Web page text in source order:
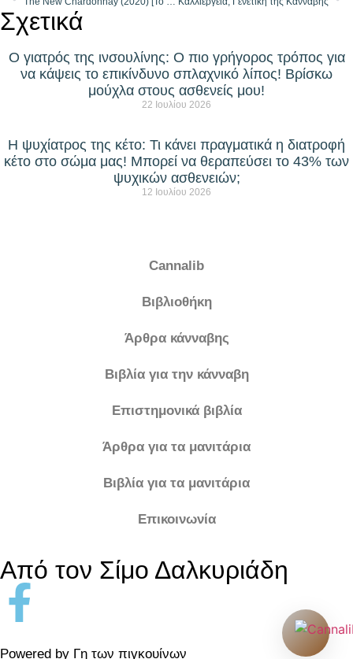
Σχετικά
Ο γιατρός της ινσουλίνης: Ο πιο γρήγορος τρόπος για
να κάψεις το επικίνδυνο σπλαχνικό λίπος! Βρίσκω
μούχλα στους ασθενείς μου!
22 Ιουλίου 2026
Η ψυχίατρος της κέτο: Τι κάνει πραγματικά η διατροφή
κέτο στο σώμα μας! Μπορεί να θεραπεύσει το 43% των
ψυχικών ασθενειών;
12 Ιουλίου 2026
Cannalib
Βιβλιοθήκη
Άρθρα κάνναβης
Βιβλία για την κάνναβη
Επιστημονικά βιβλία
Άρθρα για τα μανιτάρια
Βιβλία για τα μανιτάρια
Επικοινωνία
Από τον Σίμο Δαλκυριάδη
Powered by Γη των πιγκουίνων